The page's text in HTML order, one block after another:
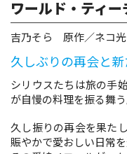
ワールド・ティ
吉乃そら 原作／ネコ
久しぶりの再会と
シリウスたちは旅の手
が自慢の料理を振る舞
久し振りの再会を果た
賑やかで愛おしい日常